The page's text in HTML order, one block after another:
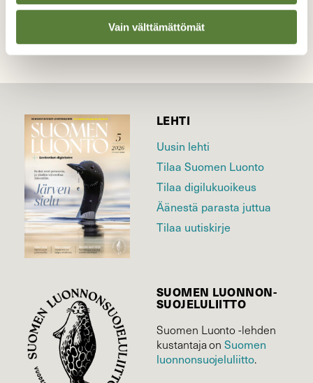
Vain välttämättömät
LEHTI
Uusin lehti
Tilaa Suomen Luonto
Tilaa digilukuoikeus
Äänestä parasta juttua
Tilaa uutiskirje
SUOMEN LUONNON­
SUOJELU­LIITTO
Suomen Luonto -lehden
kustantaja onSuomen
luonnonsuojelu­liitto.